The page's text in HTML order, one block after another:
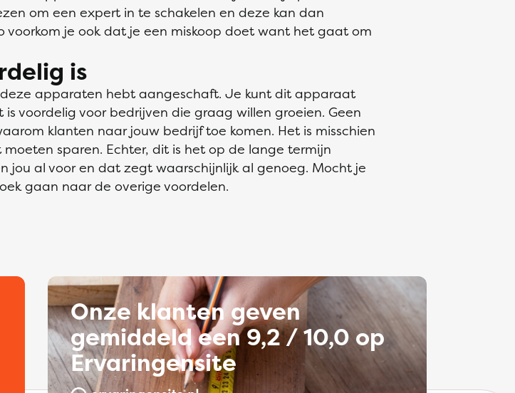
om een expert in te schakelen en deze kan dan
je ook dat je een miskoop doet want het gaat om
is
apparaten hebt aangeschaft. Je kunt dit apparaat
voordelig voor bedrijven die graag willen groeien. Geen
klanten naar jouw bedrijf toe komen. Het is misschien
sparen. Echter, dit is het op de lange termijn
jou al voor en dat zegt waarschijnlijk al genoeg. Mocht je
gaan naar de overige voordelen.
Onze klanten geven
gemiddeld een 9,2 / 10,0 op
Ervaringensite